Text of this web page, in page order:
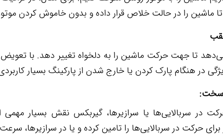
ماشین را در حالت خلاص قرار داده و بدون خاموش کردن
می‌دهد تا جهت حرکت ماشین را به دلخواه تغییر دهد. با
در هنگام پارک کردن یا خارج شدن از پارکینگ بسیار
سخت:
در سربالایی‌ها یا سرازیرها، گیربکس نقش بسیار مهمی
برای حرکت در سربالایی‌ها را تامین کرده و یا در سرازیرها،